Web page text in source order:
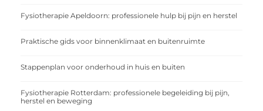
Fysiotherapie Apeldoorn: professionele hulp bij pijn en herstel
Praktische gids voor binnenklimaat en buitenruimte
Stappenplan voor onderhoud in huis en buiten
Fysiotherapie Rotterdam: professionele begeleiding bij pijn,
herstel en beweging